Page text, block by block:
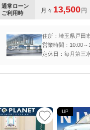
通常ローン
ご利用時
月々 13,500円
住所：埼玉県戸田
営業時間：10:00～
定休日：毎月第三
UP